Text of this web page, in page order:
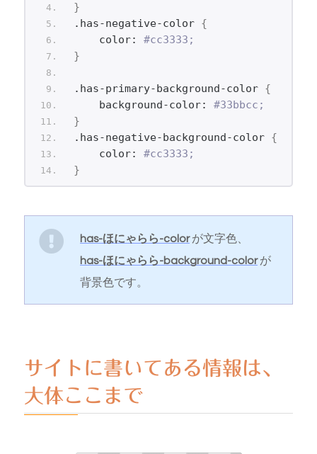
}
.has-negative-color {
    color:
#cc3333;
}
.has-primary-background-color {
    background-color:
#33bbcc;
}
.has-negative-background-color {
    color:
#cc3333;
}
has-ほにゃらら-colorが文字色、
has-ほにゃらら-background-colorが
背景色です。
サイトに書いてある情報は、
大体ここまで